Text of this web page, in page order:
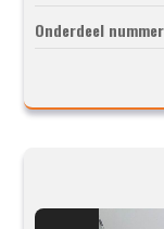
Onderdeel